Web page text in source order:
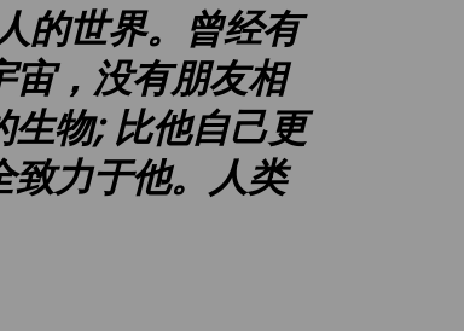
的世界。曾经有
，没有朋友相
物; 比他自己更
致力于他。人类